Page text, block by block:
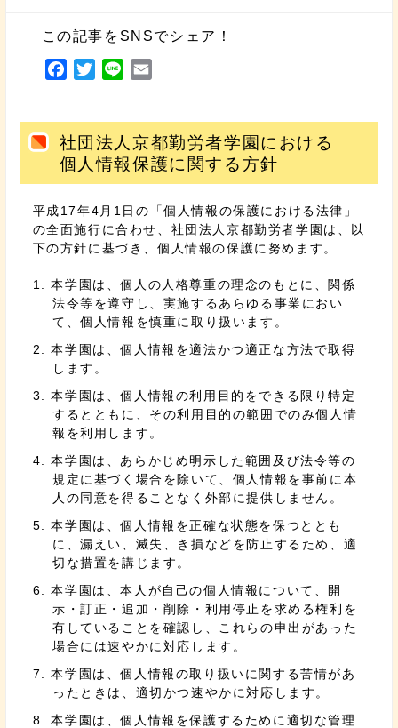
この記事をSNSでシェア！
F
e
b
o
k
T
t
t
e
e
i
l
社団法人京都勤労者学園における
個人情報保護に関する方針
平成17年4月1日の「個人情報の保護における法律」
の全面施行に合わせ、社団法人京都勤労者学園は、以
下の方針に基づき、個人情報の保護に努めます。
本学園は、個人の人格尊重の理念のもとに、関係
法令等を遵守し、実施するあらゆる事業におい
て、個人情報を慎重に取り扱います。
本学園は、個人情報を適法かつ適正な方法で取得
します。
本学園は、個人情報の利用目的をできる限り特定
するとともに、その利用目的の範囲でのみ個人情
報を利用します。
本学園は、あらかじめ明示した範囲及び法令等の
規定に基づく場合を除いて、個人情報を事前に本
人の同意を得ることなく外部に提供しません。
本学園は、個人情報を正確な状態を保つととも
に、漏えい、滅失、き損などを防止するため、適
切な措置を講じます。
本学園は、本人が自己の個人情報について、開
示・訂正・追加・削除・利用停止を求める権利を
有していることを確認し、これらの申出があった
場合には速やかに対応します。
本学園は、個人情報の取り扱いに関する苦情があ
ったときは、適切かつ速やかに対応します。
本学園は、個人情報を保護するために適切な管理